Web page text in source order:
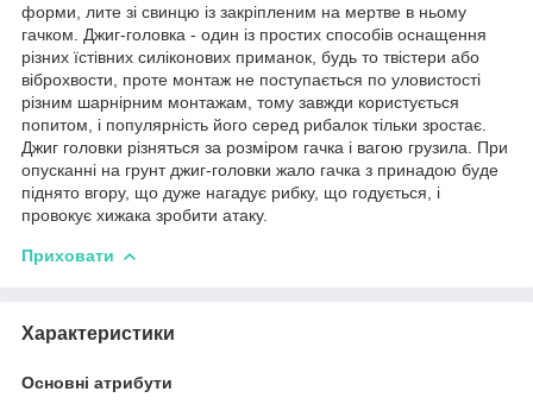
форми, лите зі свинцю із закріпленим на мертве в ньому
гачком. Джиг-головка - один із простих способів оснащення
різних їстівних силіконових приманок, будь то твістери або
віброхвости, проте монтаж не поступається по уловистості
різним шарнірним монтажам, тому завжди користується
попитом, і популярність його серед рибалок тільки зростає.
Джиг головки різняться за розміром гачка і вагою грузила. При
опусканні на грунт джиг-головки жало гачка з принадою буде
піднято вгору, що дуже нагадує рибку, що годується, і
провокує хижака зробити атаку.
Приховати
Характеристики
Основні атрибути